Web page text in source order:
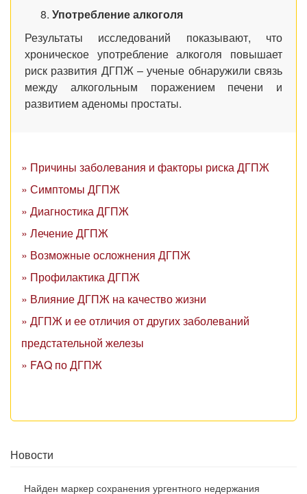
Употребление алкоголя
Результаты исследований показывают, что
хроническое употребление алкоголя повышает
риск развития ДГПЖ – ученые обнаружили связь
между алкогольным поражением печени и
развитием аденомы простаты.
» Причины заболевания и факторы риска ДГПЖ
» Симптомы ДГПЖ
» Диагностика ДГПЖ
» Лечение ДГПЖ
» Возможные осложнения ДГПЖ
» Профилактика ДГПЖ
» Влияние ДГПЖ на качество жизни
» ДГПЖ и ее отличия от других заболеваний
предстательной железы
» FAQ по ДГПЖ
Новости
Найден маркер сохранения ургентного недержания